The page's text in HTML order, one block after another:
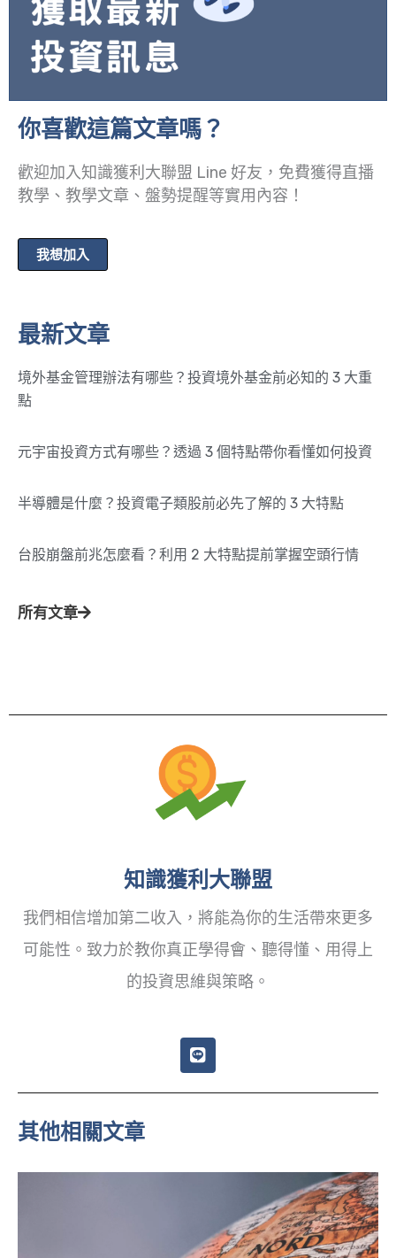
你喜歡這篇文章嗎？
歡迎加入知識獲利大聯盟 Line 好友，免費獲得直播
教學、教學文章、盤勢提醒等實用內容！
我想加入
最新文章
境外基金管理辦法有哪些？投資境外基金前必知的 3 大重
點
元宇宙投資方式有哪些？透過 3 個特點帶你看懂如何投資
半導體是什麼？投資電子類股前必先了解的 3 大特點
台股崩盤前兆怎麼看？利用 2 大特點提前掌握空頭行情
所有文章
知識獲利大聯盟
我們相信增加第二收入，將能為你的生活帶來更多
可能性。致力於教你真正學得會、聽得懂、用得上
的投資思維與策略。
L
i
e
其他相關文章